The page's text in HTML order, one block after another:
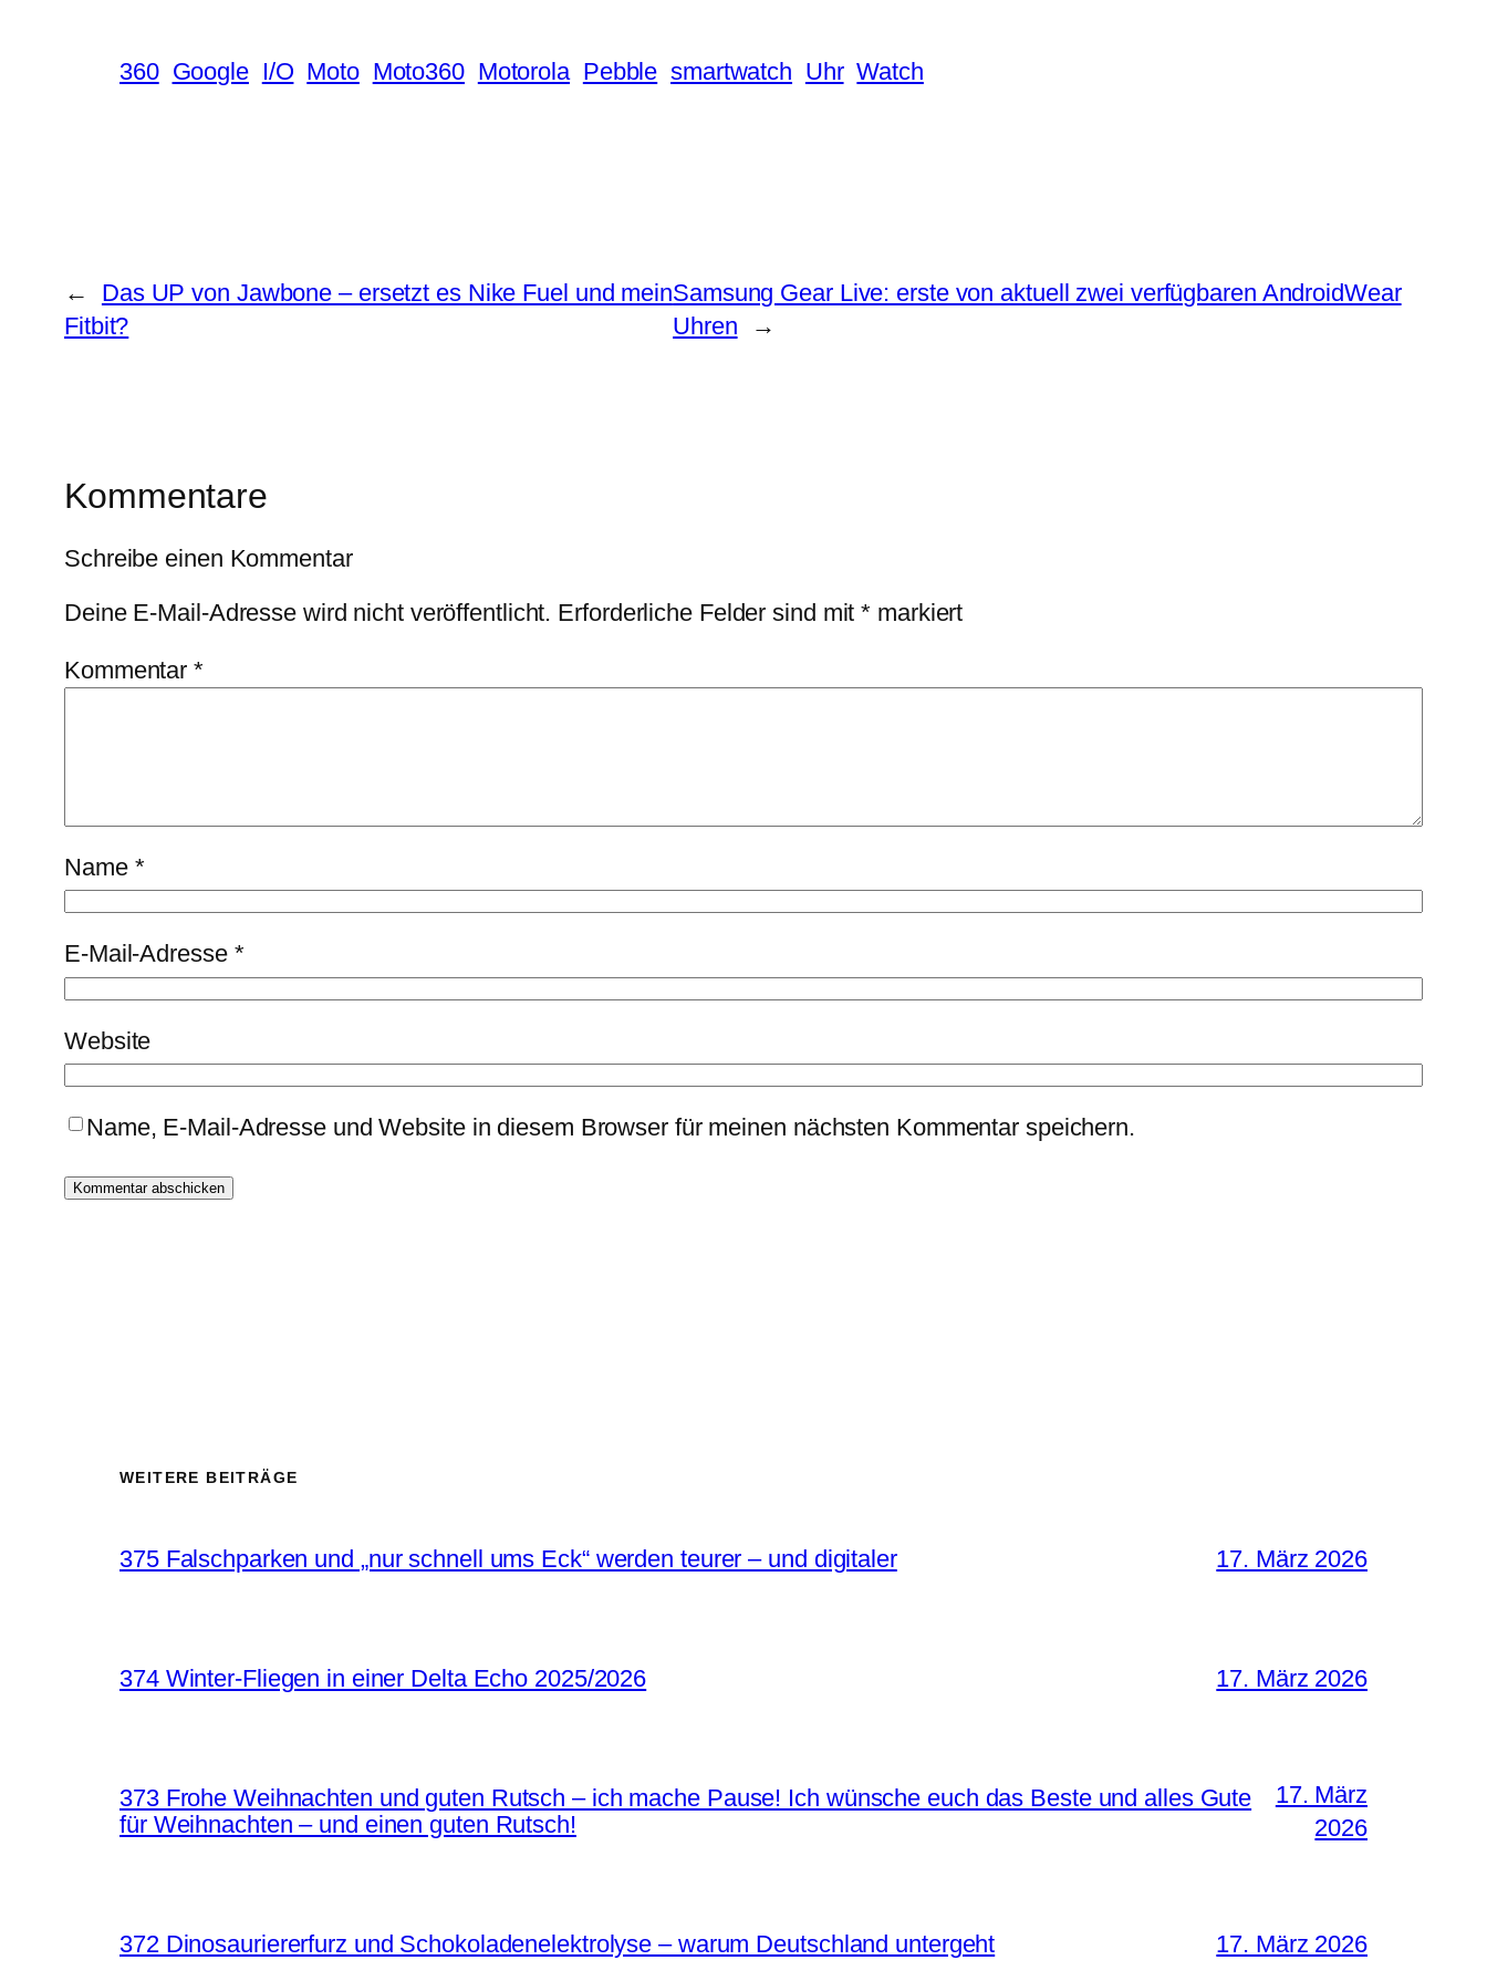
360 Google I/O Moto Moto360 Motorola Pebble smartwatch Uhr Watch
←
Das UP von Jawbone – ersetzt es Nike Fuel und mein
Fitbit?
Samsung Gear Live: erste von aktuell zwei verfügbaren AndroidWear
Uhren
→
Kommentare
Schreibe einen Kommentar
Deine E-Mail-Adresse wird nicht veröffentlicht. Erforderliche Felder sind mit* markiert
Kommentar*
Name *
E-Mail-Adresse *
Website
Name, E-Mail-Adresse und Website in diesem Browser für meinen nächsten Kommentar speichern.
WEITERE BEITRÄGE
375 Falschparken und „nur schnell ums Eck“ werden teurer – und digitaler 17. März 2026
374 Winter-Fliegen in einer Delta Echo 2025/2026 17. März 2026
373 Frohe Weihnachten und guten Rutsch – ich mache Pause! Ich wünsche euch das Beste und alles Gute
für Weihnachten – und einen guten Rutsch!
17. März
2026
372 Dinosauriererfurz und Schokoladenelektrolyse – warum Deutschland untergeht 17. März 2026